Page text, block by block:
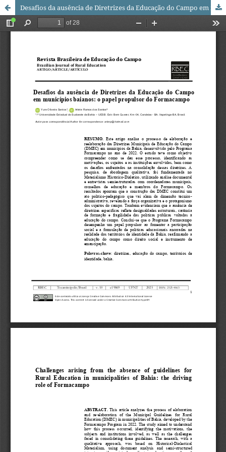
Desafios da ausência de Diretrizes da Educação do Campo em municípios baianos: o papel propulsor do Formacampo